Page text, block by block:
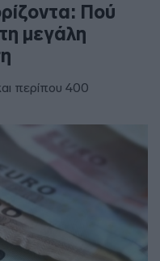
Πού
μεγάλη
περίπου 400